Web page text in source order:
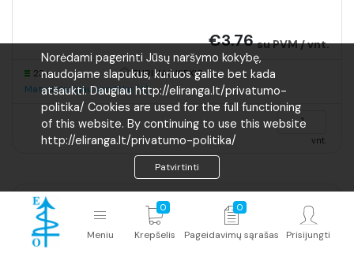
Norėdami pagerinti Jūsų naršymo kokybę,
naudojame slapukus, kuriuos galite bet kada
atšaukti. Daugiau http://eliranga.lt/privatumo-
politika/ Cookies are used for the full functioning
of this website. By continuing to use this website
http://eliranga.lt/privatumo-politika/
Patvirtinti
€3.76 su PVM / vnt.
23 vnt.
TURIMAS KIEKIS
Matyti daugiau sandėlių (4)
vnt.
VESTA-100 100W 176-264VAC / 12VDC 8.5A
WATERPROOF IP67 maitinimo šaltinis LED juostai
Meniu
0
Krepšelis
0
Pageidavimų sąrašas Prisijungti